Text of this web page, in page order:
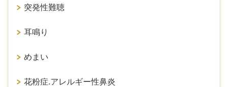
突発性難聴
耳鳴り
めまい
花粉症.アレルギー性鼻炎